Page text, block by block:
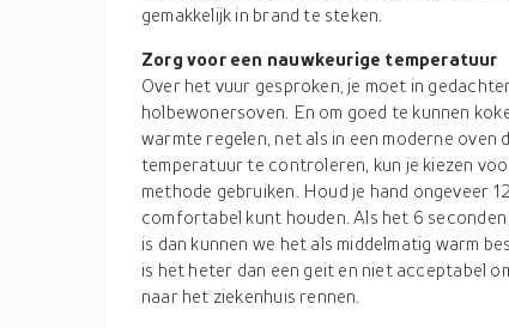
gemakkelijk in brand te steken.
Zorg voor een nauwkeurige temperatuur
Over het vuur gesproken, je moet in
holbewonersoven. En om goed te kunnen
warmte regelen, net als in een moderne oven
temperatuur te controleren, kun je kiezen
methode gebruiken. Houd je hand ongeveer
comfortabel kunt houden. Als het 6
is dan kunnen we het als middelmatig warm
is het heter dan een geit en niet acceptabel
naar het ziekenhuis rennen.